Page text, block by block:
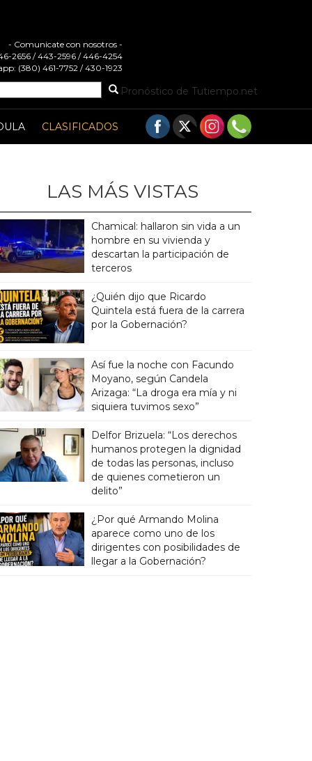
- Comunicate con nosotros -
2656 / 443-2596 / 446-4254
(380) 461-7752 / 430-1923
Pronóstico de Tutiempo.net
CLASIFICADOS
LAS MÁS VISTAS
Chamical: hallaron sin vida a un
hombre en su vivienda y
descartan la participación de
terceros
¿Quién dijo que Ricardo
Quintela está fuera de la carrera
por la Gobernación?
Así fue la noche con Facundo
Moyano, según Candela
Arizaga: “La droga era mía y ni
siquiera tuvimos sexo”
Delfor Brizuela: “Los derechos
humanos protegen la dignidad
de todas las personas, incluso
de quienes cometieron un
delito”
¿Por qué Armando Molina
aparece como uno de los
dirigentes con posibilidades de
llegar a la Gobernación?